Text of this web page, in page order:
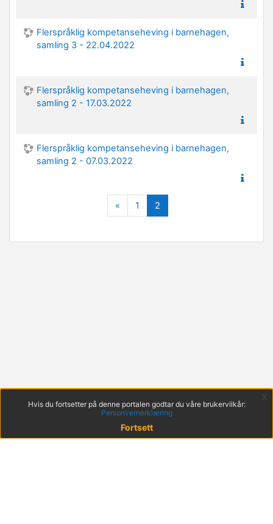
Flerspråklig kompetanseheving i barnehagen,
samling 3 - 22.04.2022
Flerspråklig kompetanseheving i barnehagen,
samling 2 - 17.03.2022
Flerspråklig kompetanseheving i barnehagen,
samling 2 - 07.03.2022
«Forrige
1 2(nåværende)
Hvis du fortsetter på denne portalen godtar du våre brukervilkår:
Personvernerklæring
Fortsett
x